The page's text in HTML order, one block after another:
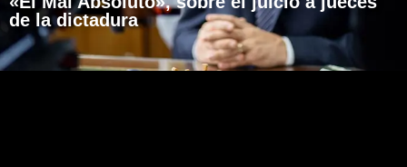
de la dictadura